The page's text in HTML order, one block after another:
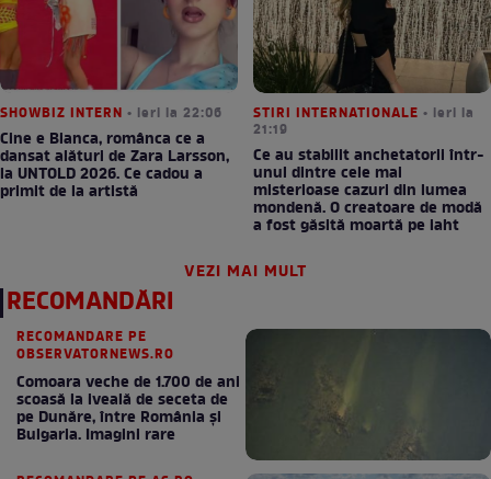
SHOWBIZ INTERN • ieri la 22:06
Cine e Bianca, românca ce a
dansat alături de Zara Larsson,
la UNTOLD 2026. Ce cadou a
primit de la artistă
STIRI INTERNATIONALE • ieri la
21:19
Ce au stabilit anchetatorii într-
unul dintre cele mai
misterioase cazuri din lumea
mondenă. O creatoare de modă
a fost găsită moartă pe iaht
VEZI MAI MULT
RECOMANDĂRI
RECOMANDARE PE
OBSERVATORNEWS.RO
Comoara veche de 1.700 de ani
scoasă la iveală de seceta de
pe Dunăre, între România şi
Bulgaria. Imagini rare